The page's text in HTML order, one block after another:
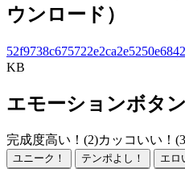
ウンロード）
KB
エモーションボタン
完成度高い！(2)カッコいい！
ユニーク！ テンポよし！ エロ